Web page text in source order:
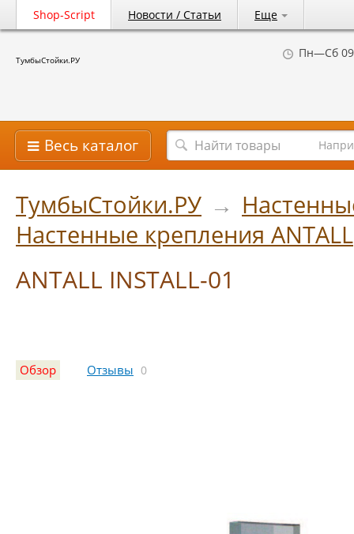
Shop-Script Новости / Статьи Еще
ТумбыСтойки.РУ Пн—Сб
Весь каталог
ТумбыСтойки.РУ →
Настенные крепления ANTALL
ANTALL INSTALL-01
Обзор Отзывы 0